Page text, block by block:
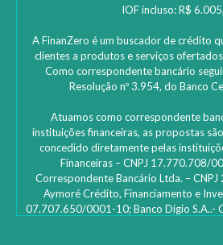
IOF incluso: R$
A FinanZero é um buscador de crédito
clientes a produtos e serviços
Como correspondente bancário
Resolução nº 3.954, do Banco
Atuamos como correspondente
instituições financeiras, as propostas
concedido diretamente pelas
Financeiras – CNPJ 17.770.708/
Correspondente Bancário Ltda. –
Aymoré Crédito, Financiamento e
07.707.650/0001-10; Banco Digio S.A..-